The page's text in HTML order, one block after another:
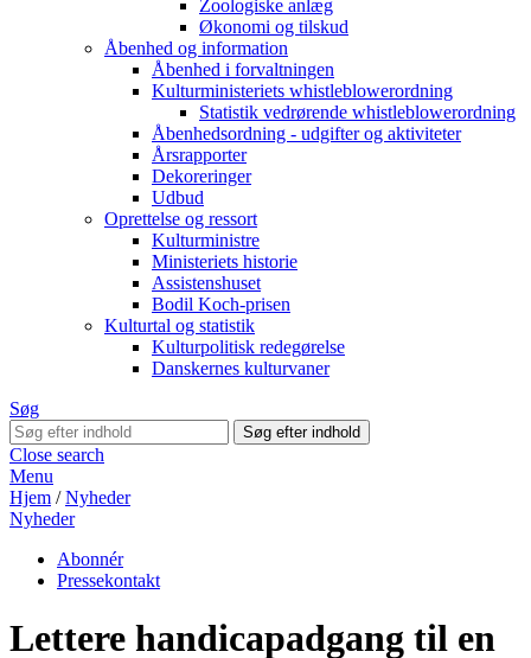
Zoologiske anlæg
Økonomi og tilskud
Åbenhed og information
Åbenhed i forvaltningen
Kulturministeriets whistleblowerordning
Statistik vedrørende whistleblowerordning
Åbenhedsordning - udgifter og aktiviteter
Årsrapporter
Dekoreringer
Udbud
Oprettelse og ressort
Kulturministre
Ministeriets historie
Assistenshuset
Bodil Koch-prisen
Kulturtal og statistik
Kulturpolitisk redegørelse
Danskernes kulturvaner
Søg
Close search
Menu
Hjem /Nyheder
Nyheder
Abonnér
Pressekontakt
Lettere handicapadgang til en